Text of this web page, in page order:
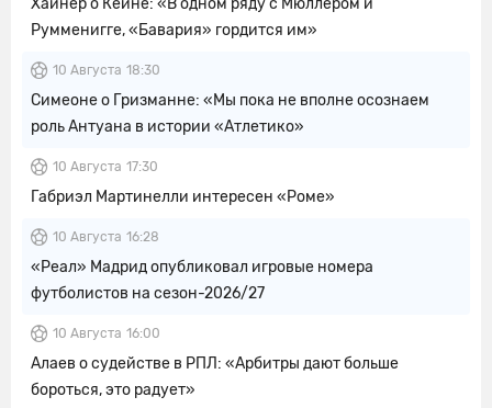
Хайнер о Кейне: «В одном ряду с Мюллером и
Румменигге, «Бавария» гордится им»
10 Августа 18:30
Симеоне о Гризманне: «Мы пока не вполне осознаем
роль Антуана в истории «Атлетико»
10 Августа 17:30
Габриэл Мартинелли интересен «Роме»
10 Августа 16:28
«Реал» Мадрид опубликовал игровые номера
футболистов на сезон-2026/27
10 Августа 16:00
Алаев о судействе в РПЛ: «Арбитры дают больше
бороться, это радует»